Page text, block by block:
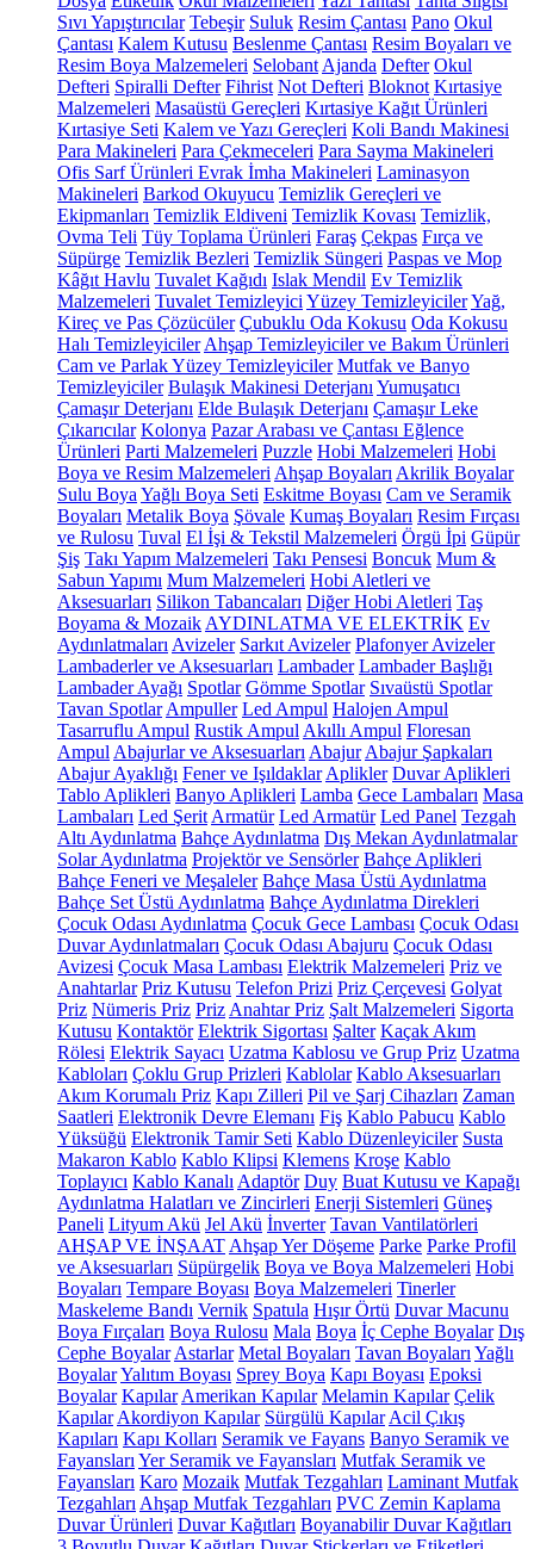
Sıvı Yapıştırıcılar Tebeşir Suluk Resim Çantası Pano Okul
Çantası Kalem Kutusu Beslenme Çantası Resim Boyaları ve
Resim Boya Malzemeleri Selobant Ajanda Defter Okul
Defteri Spiralli Defter Fihrist Not Defteri Bloknot Kırtasiye
Malzemeleri Masaüstü Gereçleri Kırtasiye Kağıt Ürünleri
Kırtasiye Seti Kalem ve Yazı Gereçleri Koli Bandı Makinesi
Para Makineleri Para Çekmeceleri Para Sayma Makineleri
Ofis Sarf Ürünleri Evrak İmha Makineleri Laminasyon
Makineleri Barkod Okuyucu Temizlik Gereçleri ve
Ekipmanları Temizlik Eldiveni Temizlik Kovası Temizlik,
Ovma Teli Tüy Toplama Ürünleri Faraş Çekpas Fırça ve
Süpürge Temizlik Bezleri Temizlik Süngeri Paspas ve Mop
Kâğıt Havlu Tuvalet Kağıdı Islak Mendil Ev Temizlik
Malzemeleri Tuvalet Temizleyici Yüzey TemizleyicilerYağ,
Kireç ve Pas Çözücüler Çubuklu Oda Kokusu Oda Kokusu
Halı Temizleyiciler Ahşap Temizleyiciler ve Bakım Ürünleri
Cam ve Parlak Yüzey Temizleyiciler Mutfak ve Banyo
Temizleyiciler Bulaşık Makinesi Deterjanı Yumuşatıcı
Çamaşır Deterjanı Elde Bulaşık Deterjanı Çamaşır Leke
Çıkarıcılar Kolonya Pazar Arabası ve Çantası Eğlence
Ürünleri Parti Malzemeleri Puzzle Hobi Malzemeleri Hobi
Boya ve Resim Malzemeleri Ahşap Boyaları Akrilik Boyalar
Sulu Boya Yağlı Boya Seti Eskitme Boyası Cam ve Seramik
Boyaları Metalik Boya Şövale Kumaş Boyaları Resim Fırçası
ve Rulosu Tuval El İşi & Tekstil Malzemeleri Örgü İpi Güpür
Şiş Takı Yapım Malzemeleri Takı Pensesi Boncuk Mum &
Sabun Yapımı Mum Malzemeleri Hobi Aletleri ve
Aksesuarları Silikon Tabancaları Diğer Hobi Aletleri Taş
Boyama & Mozaik AYDINLATMA VE ELEKTRİK Ev
Aydınlatmaları Avizeler Sarkıt Avizeler Plafonyer Avizeler
Lambaderler ve Aksesuarları Lambader Lambader Başlığı
Lambader Ayağı Spotlar Gömme Spotlar Sıvaüstü Spotlar
Tavan Spotlar Ampuller Led Ampul Halojen Ampul
Tasarruflu Ampul Rustik Ampul Akıllı Ampul Floresan
Ampul Abajurlar ve Aksesuarları Abajur Abajur Şapkaları
Abajur Ayaklığı Fener ve Işıldaklar Aplikler Duvar Aplikleri
Tablo Aplikleri Banyo Aplikleri Lamba Gece Lambaları Masa
Lambaları Led Şerit Armatür Led Armatür Led Panel Tezgah
Altı Aydınlatma Bahçe Aydınlatma Dış Mekan Aydınlatmalar
Solar Aydınlatma Projektör ve Sensörler Bahçe Aplikleri
Bahçe Feneri ve Meşaleler Bahçe Masa Üstü Aydınlatma
Bahçe Set Üstü Aydınlatma Bahçe Aydınlatma Direkleri
Çocuk Odası Aydınlatma Çocuk Gece Lambası Çocuk Odası
Duvar Aydınlatmaları Çocuk Odası Abajuru Çocuk Odası
Avizesi Çocuk Masa Lambası Elektrik Malzemeleri Priz ve
Anahtarlar Priz Kutusu Telefon Prizi Priz Çerçevesi Golyat
Priz Nümeris Priz Priz Anahtar Priz Şalt Malzemeleri Sigorta
Kutusu Kontaktör Elektrik Sigortası Şalter Kaçak Akım
Rölesi Elektrik Sayacı Uzatma Kablosu ve Grup Priz Uzatma
Kabloları Çoklu Grup Prizleri Kablolar Kablo Aksesuarları
Akım Korumalı Priz Kapı Zilleri Pil ve Şarj Cihazları Zaman
Saatleri Elektronik Devre Elemanı Fiş Kablo Pabucu Kablo
Yüksüğü Elektronik Tamir Seti Kablo Düzenleyiciler Susta
Makaron Kablo Kablo Klipsi Klemens Kroşe Kablo
Toplayıcı Kablo Kanalı Adaptör Duy Buat Kutusu ve Kapağı
Aydınlatma Halatları ve Zincirleri Enerji Sistemleri Güneş
Paneli Lityum Akü Jel Akü İnverter Tavan Vantilatörleri
AHŞAP VE İNŞAAT Ahşap Yer Döşeme Parke Parke Profil
ve Aksesuarları Süpürgelik Boya ve Boya Malzemeleri Hobi
Boyaları Tempare Boyası Boya Malzemeleri Tinerler
Maskeleme Bandı Vernik Spatula Hışır Örtü Duvar Macunu
Boya Fırçaları Boya Rulosu Mala Boya İç Cephe Boyalar Dış
Cephe Boyalar Astarlar Metal Boyaları Tavan Boyaları Yağlı
BoyalarYalıtım Boyası Sprey Boya Kapı Boyası Epoksi
Boyalar Kapılar Amerikan Kapılar Melamin Kapılar Çelik
Kapılar Akordiyon Kapılar Sürgülü Kapılar Acil Çıkış
Kapıları Kapı Kolları Seramik ve Fayans Banyo Seramik ve
Fayansları Yer Seramik ve Fayansları Mutfak Seramik ve
Fayansları Karo Mozaik Mutfak Tezgahları Laminant Mutfak
Tezgahları Ahşap Mutfak Tezgahları PVC Zemin Kaplama
Duvar Ürünleri Duvar Kağıtları Boyanabilir Duvar Kağıtları